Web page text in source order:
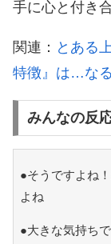
手に心と付き
関連： とある
特徴』は…な
みんなの反
●そうですよね
よね
●大きな気持ち